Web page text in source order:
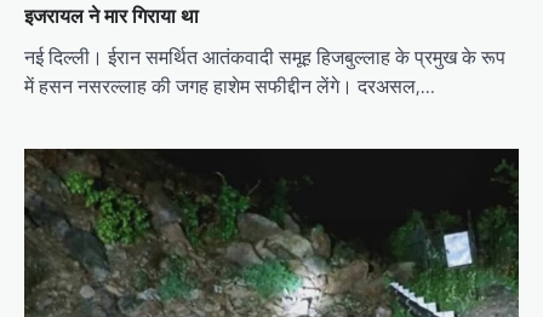
इजरायल ने मार गिराया था
नई दिल्ली। ईरान समर्थित आतंकवादी समूह हिजबुल्लाह के प्रमुख के रूप
में हसन नसरल्लाह की जगह हाशेम सफीद्दीन लेंगे। दरअसल,…